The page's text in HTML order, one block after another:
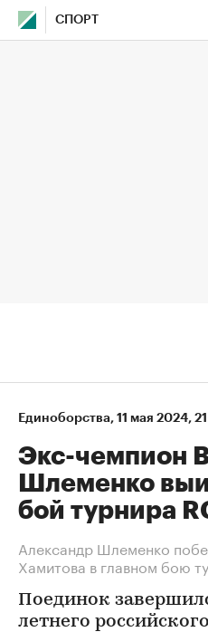
СПОРТ
Единоборства⁠, 11 мая 2024,
Экс-чемпион
Шлеменко
бой турнира
Александр Шлеменко
Хамитова в главном бою
Поединок
летнего